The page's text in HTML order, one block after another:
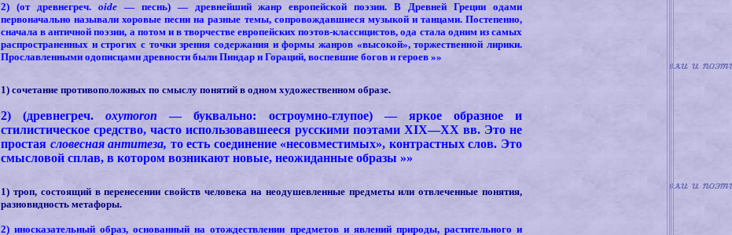
2) (от древнегреч. oide — песнь) — древнейший жанр европейской поэзии. В Древней Греции одами
первоначально называли хоровые песни на разные темы, сопровождавшиеся музыкой и танцами. Постепенно,
сначала в античной поэзии, а потом и в творчестве европейских поэтов-классицистов, ода стала одним из самых
распространенных и строгих с точки зрения содержания и формы жанров «высокой», торжественной лирики.
Прославленными одописцами древности были Пиндар и Гораций, воспевшие богов и героев »»
1) сочетание противоположных по смыслу понятий в одном художественном образе.
2) (древнегреч.oxymoron— буквально: остроумно-глупое) — яркое образное и
стилистическое средство, часто использовавшееся русскими поэтами XIX—XX вв. Это не
простая словесная антитеза, то есть соединение «несовместимых», контрастных слов. Это
смысловой сплав, в котором возникают новые, неожиданные образы »»
1) троп, состоящий в перенесении свойств человека на неодушевленные предметы или отвлеченные понятия,
разновидность метафоры.
2) иносказательный образ, основанный на отождествлении предметов и явлений природы, растительного и